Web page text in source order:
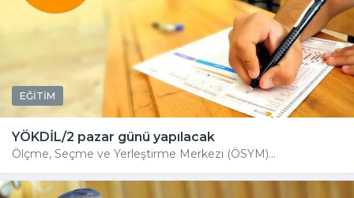
EĞİTİM
YÖKDİL/2 pazar günü yapılacak
Ölçme, Seçme ve Yerleştirme Merkezi (ÖSYM)...